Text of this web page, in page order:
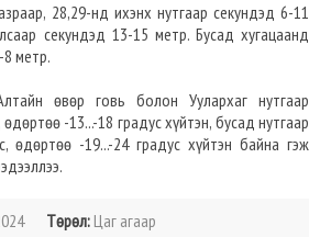
28,29-нд ихэнх нутгаар секундэд 6-11
секундэд 13-15 метр. Бусад хугацаанд
метр.
өвөр говь болон Уулархаг нутгаар
-13...-18 градус хүйтэн, бусад нутгаар
өдөртөө -19...-24 градус хүйтэн байна гэж
Төрөл: Цаг агаар